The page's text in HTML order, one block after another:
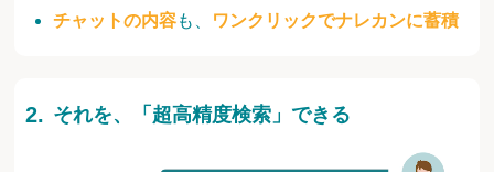
チャットの内容も、 ワンクリックでナレカンに蓄積
それを、「超高精度検索」できる